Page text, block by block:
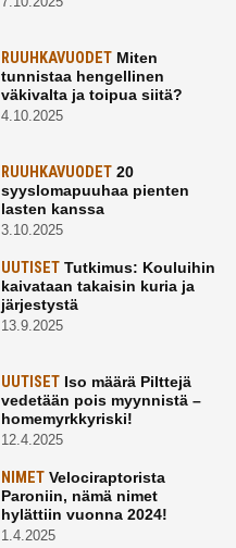
RUUHKAVUODETMiten
tunnistaa hengellinen
väkivalta ja toipua siitä?
4.10.2025
RUUHKAVUODET20
syyslomapuuhaa pienten
lasten kanssa
3.10.2025
UUTISETTutkimus: Kouluihin
kaivataan takaisin kuria ja
järjestystä
13.9.2025
UUTISETIso määrä Pilttejä
vedetään pois myynnistä –
homemyrkkyriski!
12.4.2025
NIMETVelociraptorista
Paroniin, nämä nimet
hylättiin vuonna 2024!
1.4.2025